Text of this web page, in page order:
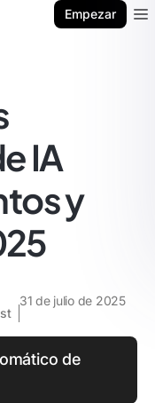
Empezar
IA
y
31 de julio de 2025
de